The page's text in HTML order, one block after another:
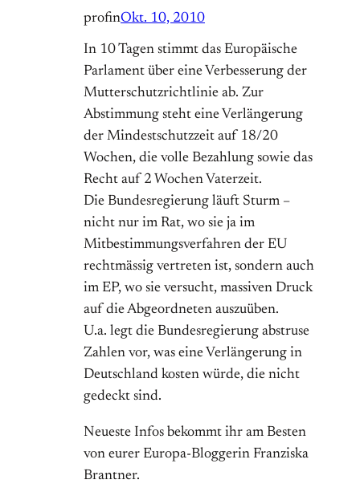
profinOkt. 10, 2010
In 10 Tagen stimmt das Europäische
Parlament über eine Verbesserung der
Mutterschutzrichtlinie ab. Zur
Abstimmung steht eine Verlängerung
der Mindestschutzzeit auf 18/20
Wochen, die volle Bezahlung sowie das
Recht auf 2 Wochen Vaterzeit.
Die Bundesregierung läuft Sturm –
nicht nur im Rat, wo sie ja im
Mitbestimmungsverfahren der EU
rechtmässig vertreten ist, sondern auch
im EP, wo sie versucht, massiven Druck
auf die Abgeordneten auszuüben.
U.a. legt die Bundesregierung abstruse
Zahlen vor, was eine Verlängerung in
Deutschland kosten würde, die nicht
gedeckt sind.
Neueste Infos bekommt ihr am Besten
von eurer Europa-Bloggerin Franziska
Brantner.